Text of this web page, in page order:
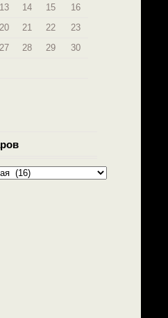
13 14 15
16
20 21 22
23
27 28 29
30